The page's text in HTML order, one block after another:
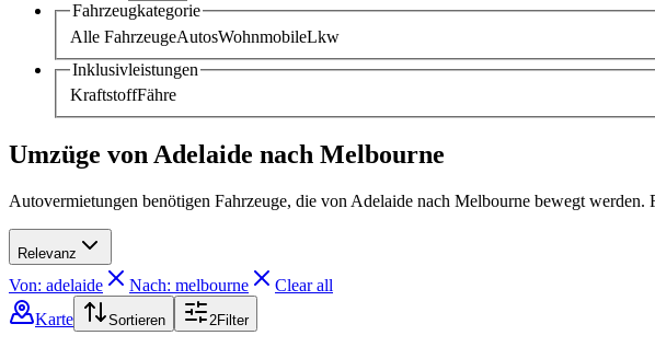
Fahrzeugkategorie
Alle FahrzeugeAutosWohnmobileLkw
Inklusivleistungen
KraftstoffFähre
Umzüge von Adelaide nach Melbourne
Autovermietungen benötigen Fahrzeuge, die von Adelaide nach Melbourne bewegt
Relevanz
Von: adelaide Nach: melbourne
Clear all
Karte
Sortieren 2Filter